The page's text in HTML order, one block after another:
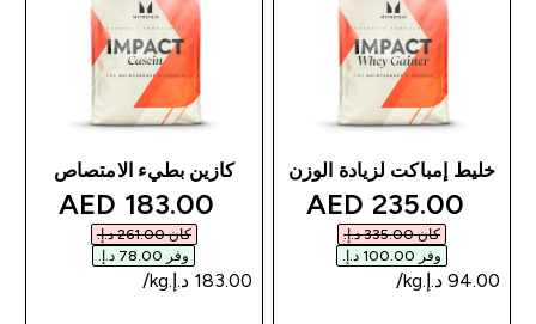
خليط إمباكت لزيادة الوزن
discounted price
235.00 AED‎
كان ‏335.00 د.إ.‏‎
وفر ‏100.00 د.إ.‏‎
كازين بطيء الامتصاص
price
183.00 AED‎
كان ‏261.00 د.إ.‏‎
وفر ‏78.00 د.إ.‏‎